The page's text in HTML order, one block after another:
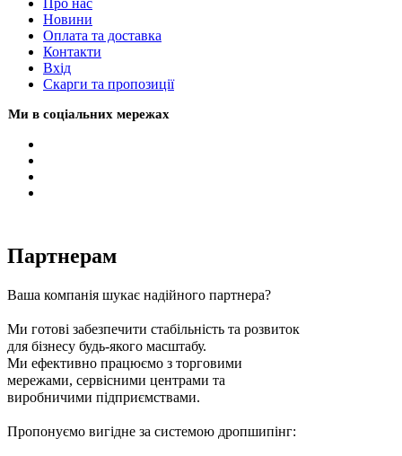
Про нас
Новини
Оплата та доставка
Контакти
Вхiд
Скарги та пропозиції
Ми в соціальних мережах
Партнерам
Ваша компанія шукає надійного партнера?
Ми готові забезпечити стабільність та розвиток
для бізнесу будь-якого масштабу.
Ми ефективно працюємо з торговими
мережами, сервісними центрами та
виробничими підприємствами.
Пропонуємо вигідне за системою дропшипінг: